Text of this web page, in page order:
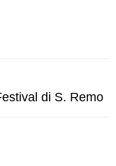
di S. Remo